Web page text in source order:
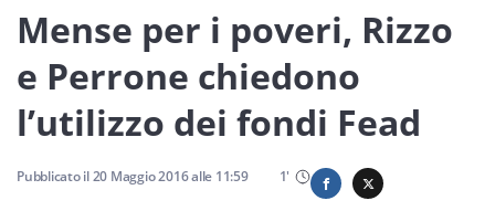
Economia
Sport
Sicilia
Mense per i poveri, Rizzo
e Perrone chiedono
l’utilizzo dei fondi Fead
Pubblicato il20 Maggio 2016alle 11:59 1'